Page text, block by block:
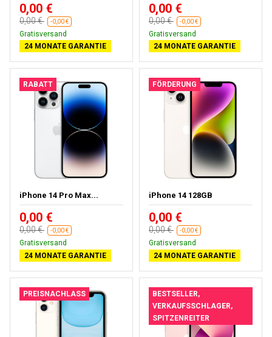
0,00 €
0,00 € -0,00 €
Gratisversand
24 MONATE GARANTIE
0,00 €
0,00 € -0,00 €
Gratisversand
24 MONATE GARANTIE
RABATT
iPhone 14 Pro Max...
0,00 €
0,00 € -0,00 €
Gratisversand
24 MONATE GARANTIE
FÖRDERUNG
iPhone 14 128GB
0,00 €
0,00 € -0,00 €
Gratisversand
24 MONATE GARANTIE
PREISNACHLASS
BESTSELLER,
VERKAUFSSCHLAGER,
SPITZENREITER